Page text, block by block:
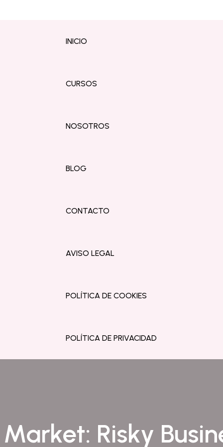
INICIO
CURSOS
NOSOTROS
BLOG
CONTACTO
AVISO LEGAL
POLÍTICA DE COOKIES
POLÍTICA DE PRIVACIDAD
Risky